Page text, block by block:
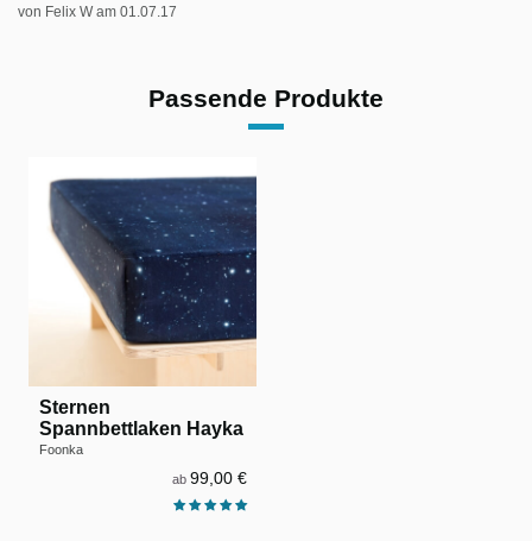
von Felix Wam 01.07.17
Passende Produkte
Sternen
Spannbettlaken Hayka
Foonka
ab 99,00 €